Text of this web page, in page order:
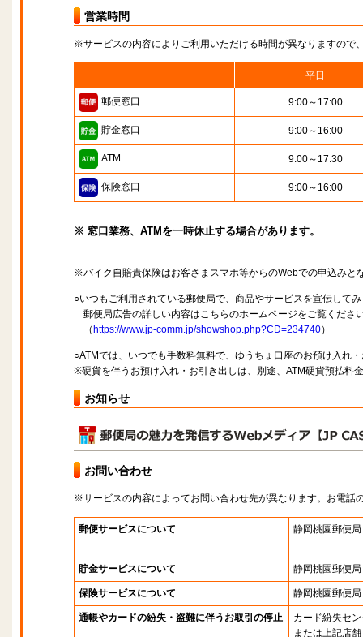
営業時間
※サービスの内容によりご利用いただける時間が異なりますので
平日
郵便窓口 9:00～17:00
貯金窓口 9:00～16:00
ATM 9:00～17:30
保険窓口 9:00～16:00
※ 窓口業務、ATMを一時休止する場合があります。
※バイク自賠責保険はお客さまスマホ等からのWebでの申込みと
○いつもご利用されている郵便局で、商品やサービスを宣伝して
郵便局広告の詳しい内容はこちらのホームページをご覧くださ
（ https://www.jp-comm.jp/showshop.php?CD=234740）
○ATMでは、いつでも手数料無料で、ゆうちょ口座のお預け入れ
※硬貨を伴うお預け入れ・お引き出しは、別途、ATM硬貨預払料
お知らせ
お問い合わせ
※サービスの内容によってお問い合わせ先が異なります。お電話
郵便サービスについて 静岡桃園郵便局
貯金サービスについて 静岡桃園郵便局
保険サービスについて 静岡桃園郵便局
通帳やカードの紛失・盗難に伴うお取引の停止
カード紛失セ
または上記店舗